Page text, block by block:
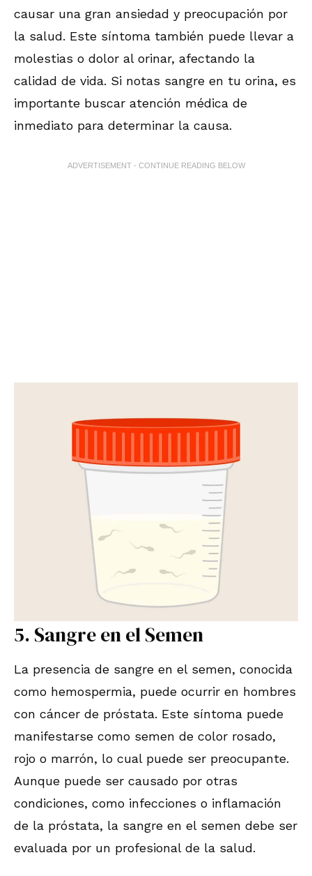
causar una gran ansiedad y preocupación por
la salud. Este síntoma también puede llevar a
molestias o dolor al orinar, afectando la
calidad de vida. Si notas sangre en tu orina, es
importante buscar atención médica de
inmediato para determinar la causa.
ADVERTISEMENT - CONTINUE READING BELOW
5. Sangre en el Semen
La presencia de sangre en el semen, conocida
como hemospermia, puede ocurrir en hombres
con cáncer de próstata. Este síntoma puede
manifestarse como semen de color rosado,
rojo o marrón, lo cual puede ser preocupante.
Aunque puede ser causado por otras
condiciones, como infecciones o inflamación
de la próstata, la sangre en el semen debe ser
evaluada por un profesional de la salud.